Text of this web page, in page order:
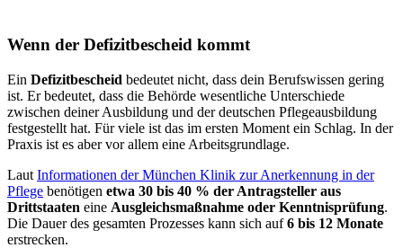
Wenn der Defizitbescheid kommt
Ein Defizitbescheid bedeutet nicht, dass dein Berufswissen gering
ist. Er bedeutet, dass die Behörde wesentliche Unterschiede
zwischen deiner Ausbildung und der deutschen Pflegeausbildung
festgestellt hat. Für viele ist das im ersten Moment ein Schlag. In der
Praxis ist es aber vor allem eine Arbeitsgrundlage.
Laut Informationen der München Klinik zur Anerkennung in der
Pflege benötigen etwa 30 bis 40 % der Antragsteller aus
Drittstaaten eine Ausgleichsmaßnahme oder Kenntnisprüfung.
Die Dauer des gesamten Prozesses kann sich auf6 bis 12 Monate
erstrecken.